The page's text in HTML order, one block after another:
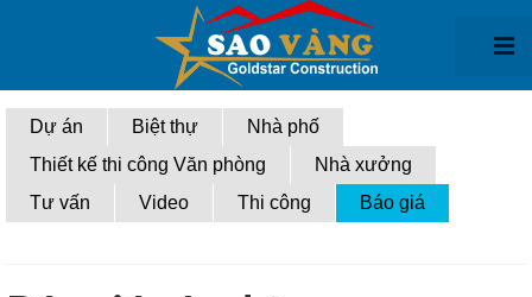
Giới thiệu
Thiết kế kiến trúc
Thiết kế biệt thự
Dự án Biệt thự
Nhà phố
Thiết kế thi công Văn phòng
Nhà xưởng
Tư vấn
Video Thi công Báo giá